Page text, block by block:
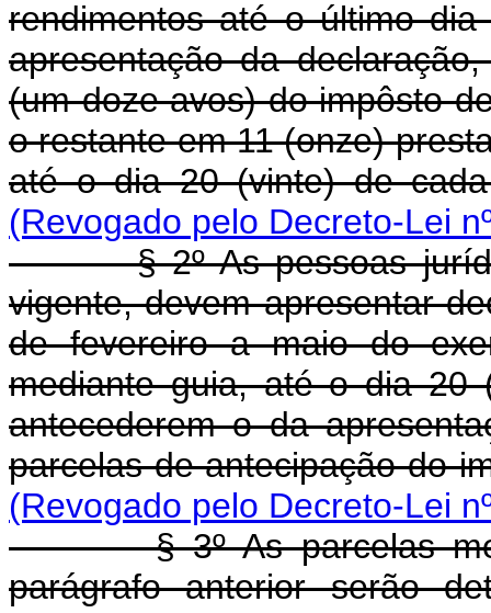
rendimentos até o último
apresentação da
(um doze avos) do impôsto
o restante em 11 (onze)
até o dia 20 (vinte) de
(Revogado pelo Decreto-Lei
§ 2º As pessoas
vigente, devem apresentar
de fevereiro a maio do
mediante guia, até o dia 20
antecederem o da
parcelas de antecipação do
(Revogado pelo Decreto-Lei
§ 3º As parcelas
parágrafo anterior serão